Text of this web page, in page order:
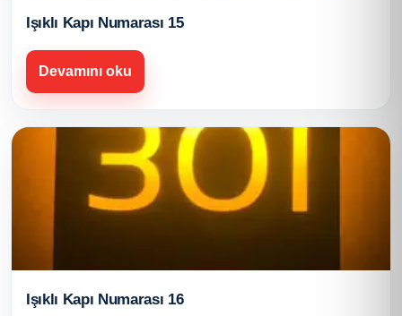
Işıklı Kapı Numarası 15
Devamını oku
Işıklı Kapı Numarası 16